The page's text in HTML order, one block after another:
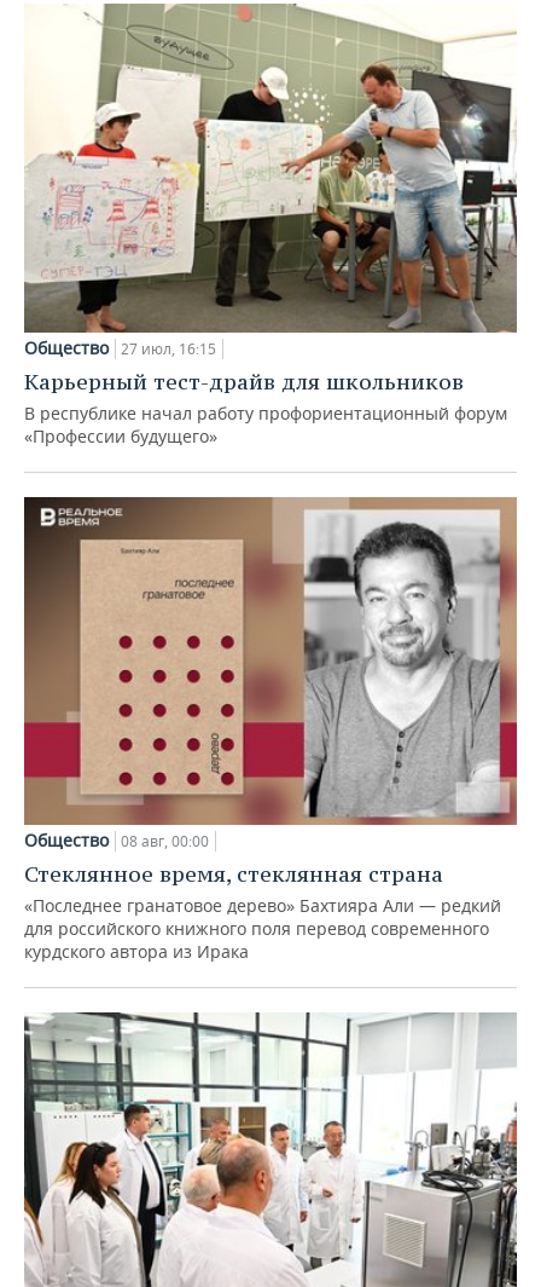
Общество 27 июл, 16:15
Карьерный тест-драйв для школьников
В республике начал работу профориентационный форум
«Профессии будущего»
Общество 08 авг, 00:00
Стеклянное время, стеклянная страна
«Последнее гранатовое дерево» Бахтияра Али — редкий
для российского книжного поля перевод современного
курдского автора из Ирака